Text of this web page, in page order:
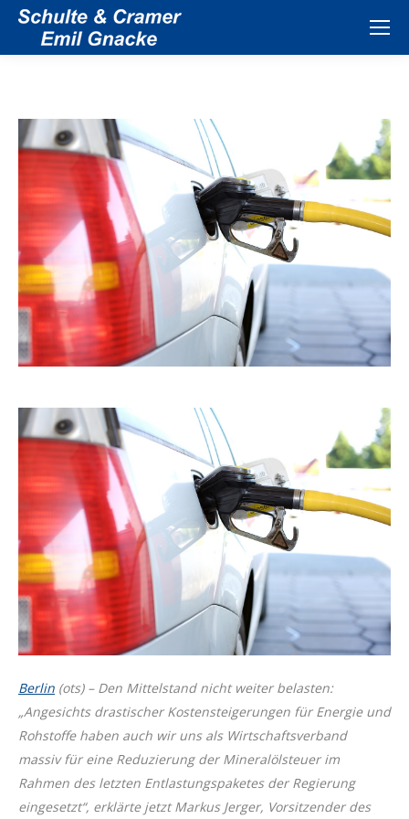
Berlin (ots) – Den Mittelstand nicht weiter belasten:
„Angesichts drastischer Kostensteigerungen für Energie und
Rohstoffe haben auch wir uns als Wirtschaftsverband
massiv für eine Reduzierung der Mineralölsteuer im
Rahmen des letzten Entlastungspaketes der Regierung
eingesetzt“, erklärte jetzt Markus Jerger, Vorsitzender des